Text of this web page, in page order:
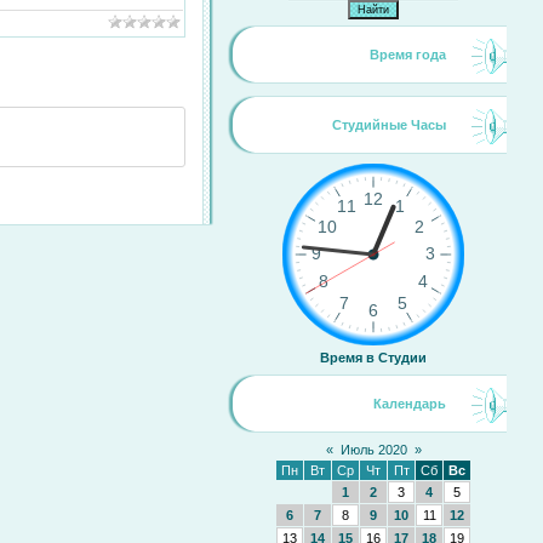
Время года
Студийные Часы
Время в Студии
Календарь
« Июль 2020 »
Пн
Вт Ср Чт Пт Сб
Вс
1
2 3 4
5
6
7 8 9 10 11
12
13
14 15 16 17 18
19